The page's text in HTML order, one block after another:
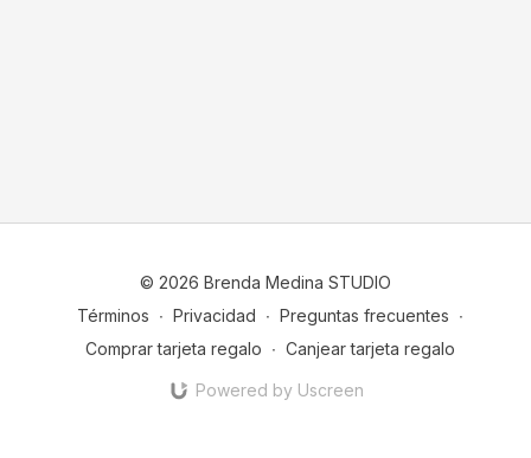
© 2026 Brenda Medina STUDIO
Términos ∙ Privacidad ∙ Preguntas frecuentes ∙
Comprar tarjeta regalo ∙ Canjear tarjeta regalo
Powered by Uscreen